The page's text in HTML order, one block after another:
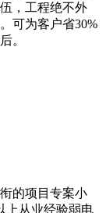
，工程绝不外
可为客户省30%
。
的项目专案小
上从业经验弱电